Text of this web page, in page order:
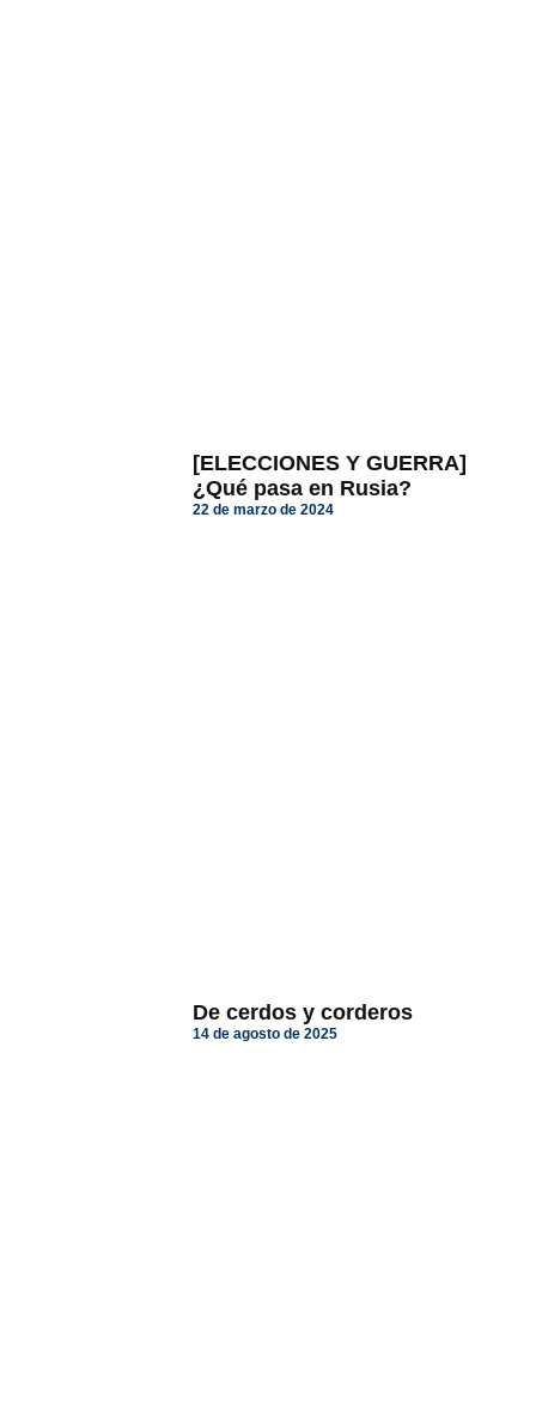
[ELECCIONES Y GUERRA]
¿Qué pasa en Rusia?
22 de marzo de 2024
De cerdos y corderos
14 de agosto de 2025